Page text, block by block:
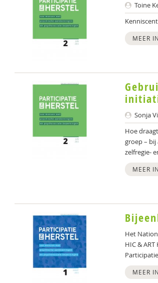
Toine
MEER
Sonja
Hoe
groep –
zelfregie-
MEER
Het
HIC &
MEER